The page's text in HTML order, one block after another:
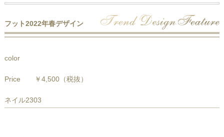
フット2022年春デザイン
color
Price ￥4,500（税抜）
ネイル2303